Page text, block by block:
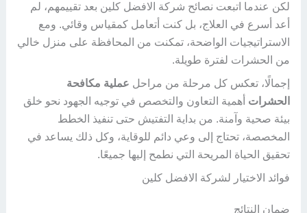
لكن عندما اتبعت نصائح شركة الافضل كلين بعد تقييمهم، لم
أعد أسرع في العلاج، بل كنت أتعامل كمقياس وقائي. ومع
الاستراتيجيات الواضحة، تمكنت من المحافظة على منزل خالي
من الحشرات لفترة طويلة.
إجمالًا، تعكس كل مرحلة من مراحل عملية مكافحة
الحشرات أهمية التعاون والتخصص في توجيه الجهود نحو خلق
بيئة صحية وآمنة. من بداية التفتيش حتى تنفيذ الخطط
المخصصة، تحتاج إلى وعي دائم للوقاية، وكل ذلك يساعد في
تحقيق الحياة المريحة التي نطمح إليها جميعًا.
فوائد الاختيار لشركة الافضل كلين
ضمان النتائج